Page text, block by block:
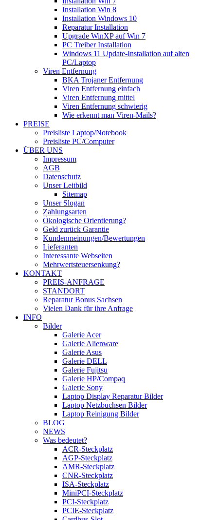
Installation Win 8
Installation Windows 10
Reparatur Installation
Upgrade WinXP auf Win 7
PC Treiber Installation
Windows 11 Update-Installation auf alten
PC/Laptop
Viren Entfernung
BKA Trojaner Entfernung
Viren Entfernung einfach
Viren Entfernung mittel
Viren Entfernung schwierig
Wie erkennt man Viren-Mails?
PREISE
Preisliste Laptop/Notebook
Preisliste PC/Computer
ÜBER UNS
Impressum
AGB
Datenschutz
Unser Leitbild
Sitemap
Unser Slogan
Zahlungsarten
Ökologische Orientierung?
Geld zurück Garantie
Kundenmeinungen/Bewertungen
Lieferanten
Interessante Webseiten
Mehrwertsteuersenkung?
KONTAKT
PREIS-ANFRAGE
STANDORT
Reparatur Bonus Sachsen
Vielen Dank für ihre Anfrage
INFO
Bilder
Galerie Acer
Galerie Alienware
Galerie Asus
Galerie DELL
Galerie Fujitsu
Galerie HP/Compaq
Galerie Sony
Laptop Display Reparatur Bilder
Laptop Netzbuchsen Bilder
Laptop Reinigung Bilder
BLOG
NEWS
Was bedeutet?
ACR-Steckplatz
AGP-Steckplatz
AMR-Steckplatz
CNR-Steckplatz
ISA-Steckplatz
MiniPCI-Steckplatz
PCI-Steckplatz
PCIE-Steckplatz